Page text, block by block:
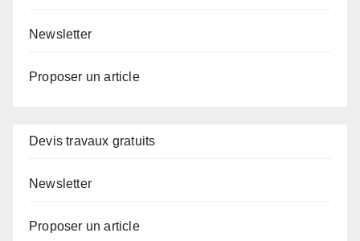
Newsletter
Proposer un article
Devis travaux gratuits
Newsletter
Proposer un article